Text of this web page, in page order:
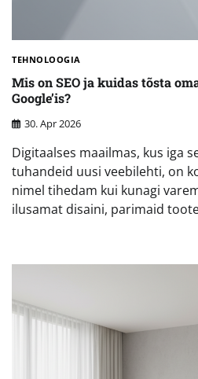
TEHNOLOOGIA
Mis on SEO ja kuidas tõsta
Google’is?
30. Apr 2026
Digitaalses maailmas, kus iga
tuhandeid uusi veebilehti, on
nimel tihedam kui kunagi
ilusamat disaini, parimaid